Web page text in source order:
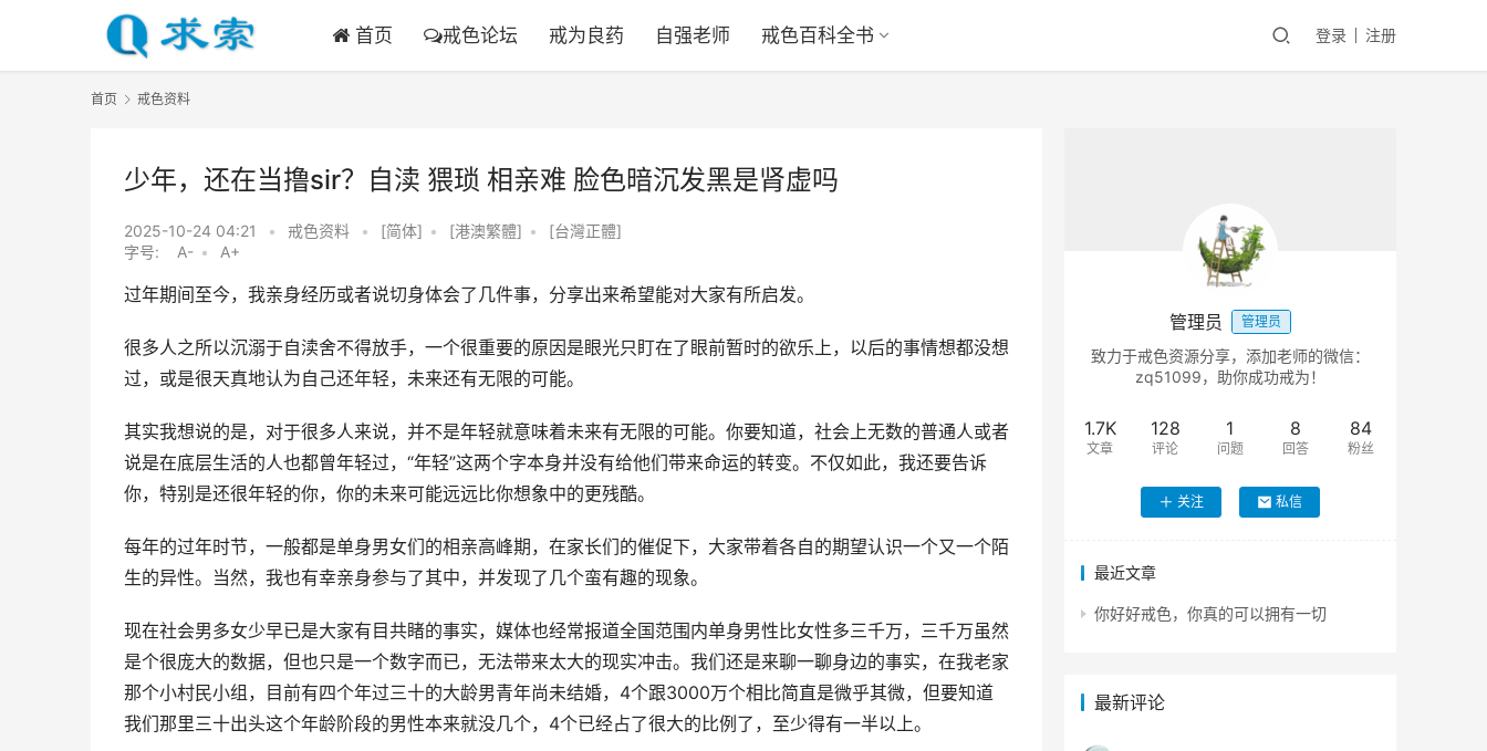
首页 戒色论坛 戒为良药 自强老师 戒色百科全书 登录 注册
首页 戒色资料
少年，还在当撸sir？自渎 猥琐 相亲难 脸色暗沉发黑是肾虚吗
2025-10-24 04:21 • 戒色资料 • [简体] • [港澳繁體] •
[台灣正體]
字号:
A- • A+
过年期间至今，我亲身经历或者说切身体会了几件事，分享出来希望能对大家有所启发。
很多人之所以沉溺于自渎舍不得放手，一个很重要的原因是眼光只盯在了眼前暂时的欲乐上，以后的事情想都没想
过，或是很天真地认为自己还年轻，未来还有无限的可能。
其实我想说的是，对于很多人来说，并不是年轻就意味着未来有无限的可能。你要知道，社会上无数的普通人或者
说是在底层生活的人也都曾年轻过，“年轻”这两个字本身并没有给他们带来命运的转变。不仅如此，我还要告诉
你，特别是还很年轻的你，你的未来可能远远比你想象中的更残酷。
每年的过年时节，一般都是单身男女们的相亲高峰期，在家长们的催促下，大家带着各自的期望认识一个又一个陌
生的异性。当然，我也有幸亲身参与了其中，并发现了几个蛮有趣的现象。
现在社会男多女少早已是大家有目共睹的事实，媒体也经常报道全国范围内单身男性比女性多三千万，三千万虽然
是个很庞大的数据，但也只是一个数字而已，无法带来太大的现实冲击。我们还是来聊一聊身边的事实，在我老家
那个小村民小组，目前有四个年过三十的大龄男青年尚未结婚，4个跟3000万个相比简直是微乎其微，但要知道
我们那里三十出头这个年龄阶段的男性本来就没几个，4个已经占了很大的比例了，至少得有一半以上。
管理员 管理员
致力于戒色资源分享，添加老师的微信：
zq51099，助你成功戒为！
1.7K
文章
128
评论
1
问题
8
回答
84
粉丝
关注 私信
最近文章
你好好戒色，你真的可以拥有一切
最新评论